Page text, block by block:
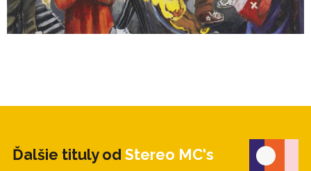
Ďalšie tituly od Stereo MC's